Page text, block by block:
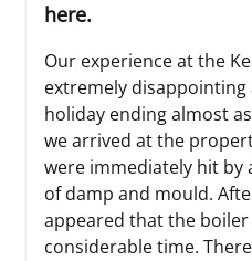
here.
Our experience at the
extremely
holiday ending almost
we arrived at the
were immediately hit by
of damp and mould.
appeared that the
considerable time.